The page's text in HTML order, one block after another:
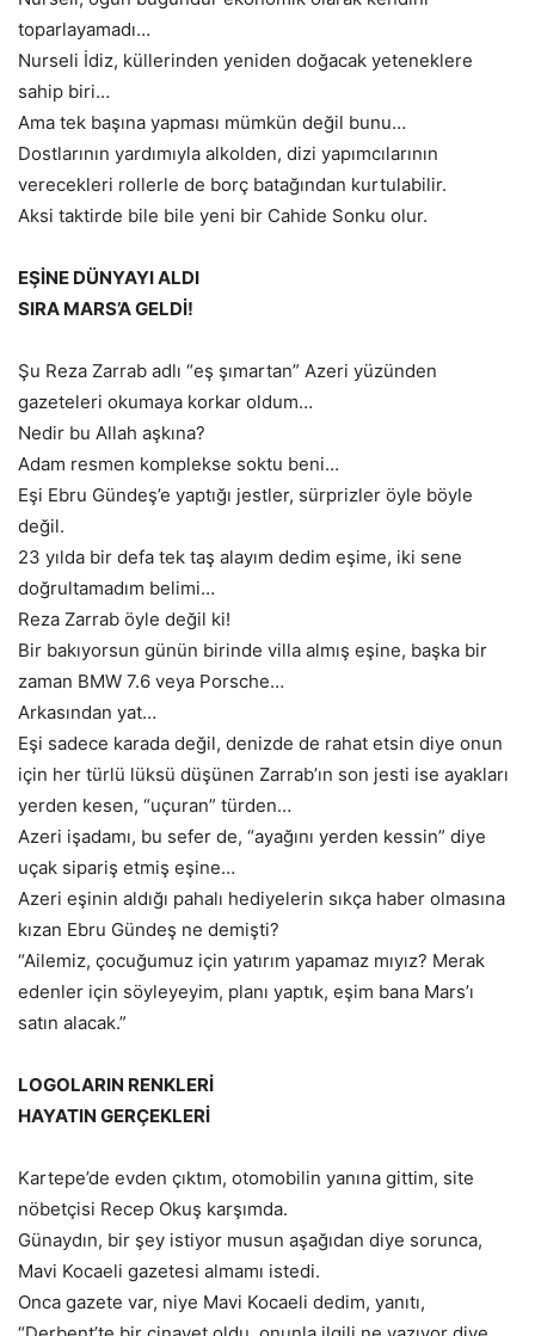
toparlayamadı…
Nurseli İdiz, küllerinden yeniden doğacak yeteneklere
sahip biri…
Ama tek başına yapması mümkün değil bunu…
Dostlarının yardımıyla alkolden, dizi yapımcılarının
verecekleri rollerle de borç batağından kurtulabilir.
Aksi taktirde bile bile yeni bir Cahide Sonku olur.
EŞİNE DÜNYAYI ALDI
SIRA MARS’A GELDİ!
Şu Reza Zarrab adlı “eş şımartan” Azeri yüzünden
gazeteleri okumaya korkar oldum…
Nedir bu Allah aşkına?
Adam resmen komplekse soktu beni…
Eşi Ebru Gündeş’e yaptığı jestler, sürprizler öyle böyle
değil.
23 yılda bir defa tek taş alayım dedim eşime, iki sene
doğrultamadım belimi…
Reza Zarrab öyle değil ki!
Bir bakıyorsun günün birinde villa almış eşine, başka bir
zaman BMW 7.6 veya Porsche…
Arkasından yat…
Eşi sadece karada değil, denizde de rahat etsin diye onun
için her türlü lüksü düşünen Zarrab’ın son jesti ise ayakları
yerden kesen, “uçuran” türden…
Azeri işadamı, bu sefer de, “ayağını yerden kessin” diye
uçak sipariş etmiş eşine…
Azeri eşinin aldığı pahalı hediyelerin sıkça haber olmasına
kızan Ebru Gündeş ne demişti?
“Ailemiz, çocuğumuz için yatırım yapamaz mıyız? Merak
edenler için söyleyeyim, planı yaptık, eşim bana Mars’ı
satın alacak.”
LOGOLARIN RENKLERİ
HAYATIN GERÇEKLERİ
Kartepe’de evden çıktım, otomobilin yanına gittim, site
nöbetçisi Recep Okuş karşımda.
Günaydın, bir şey istiyor musun aşağıdan diye sorunca,
Mavi Kocaeli gazetesi almamı istedi.
Onca gazete var, niye Mavi Kocaeli dedim, yanıtı,